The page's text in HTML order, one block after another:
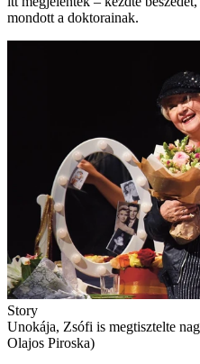
mondott a doktorainak.
Story
Unokája, Zsófi is megtisztelte
Olajos Piroska)